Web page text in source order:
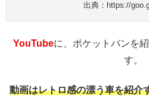
出典：https://
YouTubeに、ポケットバンを
す。
動画はレトロ感の漂う車を紹介